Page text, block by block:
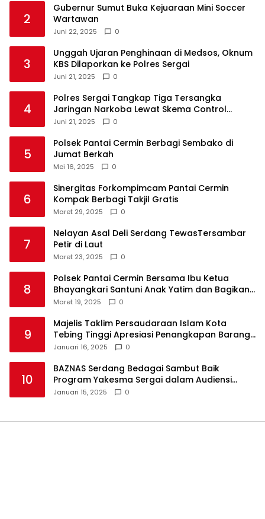
2
Gubernur Sumut Buka Kejuaraan Mini Soccer
Wartawan
Juni 22, 2025 0
3
Unggah Ujaran Penghinaan di Medsos, Oknum
KBS Dilaporkan ke Polres Sergai
Juni 21, 2025 0
4
Polres Sergai Tangkap Tiga Tersangka
Jaringan Narkoba Lewat Skema Control
Delivery
Juni 21, 2025 0
5
Polsek Pantai Cermin Berbagi Sembako di
Jumat Berkah
Mei 16, 2025 0
6
Sinergitas Forkompimcam Pantai Cermin
Kompak Berbagi Takjil Gratis
Maret 29, 2025 0
7
Nelayan Asal Deli Serdang TewasTersambar
Petir di Laut
Maret 23, 2025 0
8
Polsek Pantai Cermin Bersama Ibu Ketua
Bhayangkari Santuni Anak Yatim dan Bagikan
Takjil
Maret 19, 2025 0
9
Majelis Taklim Persaudaraan Islam Kota
Tebing Tinggi Apresiasi Penangkapan Barang
Haram
Januari 16, 2025 0
10
BAZNAS Serdang Bedagai Sambut Baik
Program Yakesma Sergai dalam Audiensi
Perkenalan Pengurus Baru
Januari 15, 2025 0